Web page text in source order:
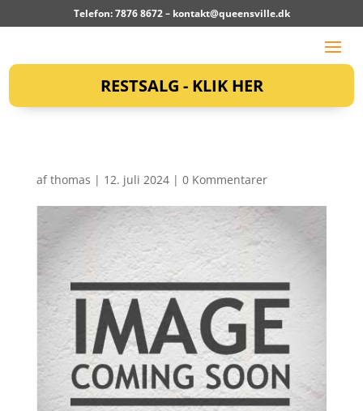
Telefon: 7876 8672 – kontakt@queensville.dk
RESTSALG - KLIK HER
afthomas | 12. juli 2024| 0 Kommentarer